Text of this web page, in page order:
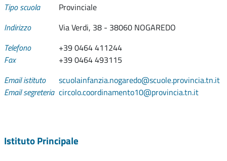
Tipo scuola
Provinciale
Indirizzo
Via Verdi, 38 - 38060 NOGAREDO
Telefono
+39 0464 411244
Fax
+39 0464 493115
Email istituto
scuolainfanzia.nogaredo@scuole.provincia.tn.it
Email segreteria circolo.coordinamento10@provincia.tn.it
Istituto Principale